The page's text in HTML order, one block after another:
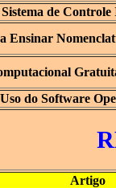
Sistema de
Ensinar
do Software
Artigo